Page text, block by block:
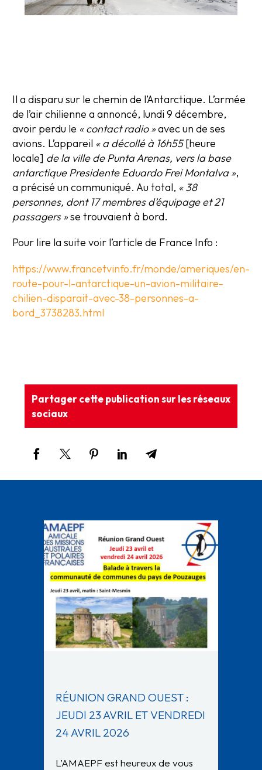
Il a disparu sur le chemin de l’Antarctique. L’armée
de l’air chilienne a annoncé, lundi 9 décembre,
avoir perdu le « contact radio »avec un de ses
avions. L’appareil « a décollé à 16h55[heure
locale] de la ville de Punta Arenas, vers la base
antarctique Presidente Eduardo Frei Montalva »,
a précisé un communiqué. Au total, « 38
personnes, dont 17 membres d’équipage et 21
passagers »se trouvaient à bord.
Pour lire la suite voir l’article de France Info :
https://www.francetvinfo.fr/monde/ameriques/en-
route-pour-l-antarctique-un-avion-militaire-
chilien-disparait-avec-38-personnes-a-
bord_3738283.html
Partager cette publication sur les réseaux
sociaux
RÉUNION GRAND OUEST :
JEUDI 23 AVRIL ET VENDREDI
24 AVRIL 2026
L’AMAEPF est heureux de vous